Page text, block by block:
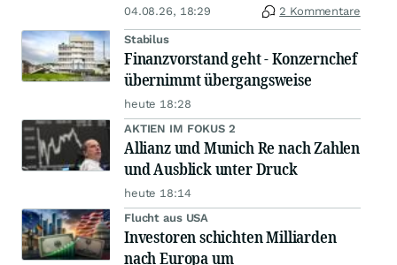
04.08.26, 18:29 2 Kommentare
Stabilus
Finanzvorstand geht - Konzernchef
übernimmt übergangsweise
heute 18:28
AKTIEN IM FOKUS 2
Allianz und Munich Re nach Zahlen
und Ausblick unter Druck
heute 18:14
Flucht aus USA
Investoren schichten Milliarden
nach Europa um